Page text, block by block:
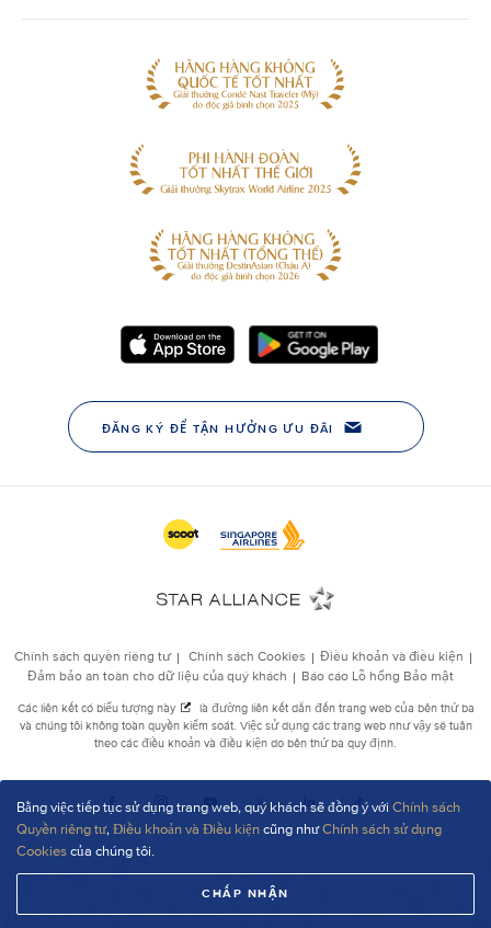
Bằng việc tiếp tục sử dụng trang web, quý khách sẽ đồng ý với Chính sách
Quyền riêng tư,Điều khoản và Điều kiệncũng nhưChính sách sử dụng
Cookiescủa chúng tôi.
CHẤP NHẬN